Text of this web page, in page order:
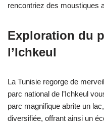
rencontriez des moustiques
Exploration du
l’Ichkeul
La Tunisie regorge de
parc national de l’Ichkeul
parc magnifique abrite un
diversifiée, offrant ainsi un